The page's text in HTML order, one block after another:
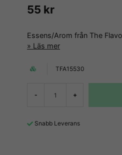
55 kr
Essens/Arom från The
Läs mer
TFA15530
- +
Snabb Leverans